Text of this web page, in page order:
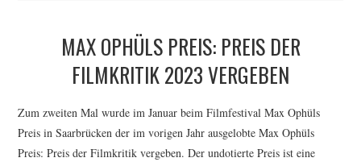
PREIS DER DEUTSCHEN
FESTIVALPREISE
MAX OPHÜLS PREIS: PREIS DER
FILMKRITIK 2023 VERGEBEN
Zum zweiten Mal wurde im Januar beim Filmfestival Max Ophüls
Preis in Saarbrücken der im vorigen Jahr ausgelobte Max Ophüls
Preis: Preis der Filmkritik vergeben. Der undotierte Preis ist eine